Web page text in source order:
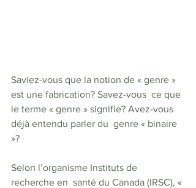
Saviez-vous que la notion de « genre »
est une fabrication? Savez-vous  ce que
le terme « genre » signifie? Avez-vous
déjà entendu parler du  genre « binaire
»?
Selon l’organisme Instituts de
recherche en  santé du Canada (IRSC), «